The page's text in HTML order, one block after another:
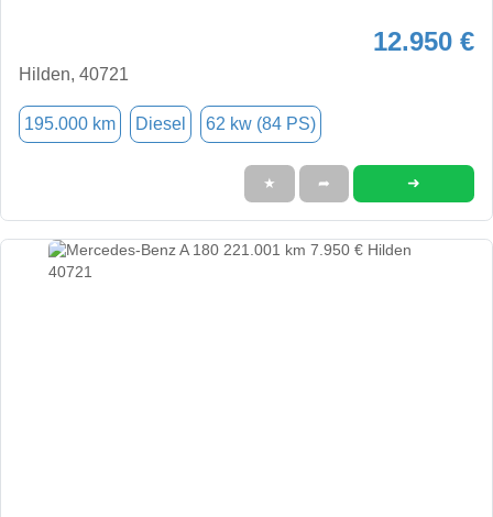
12.950 €
Hilden, 40721
195.000 km Diesel 62 kw (84 PS)
★ ➦ ➜